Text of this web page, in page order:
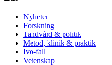
Nyheter
Forskning
Tandvård & politik
Metod, klinik & praktik
Ivo-fall
Vetenskap